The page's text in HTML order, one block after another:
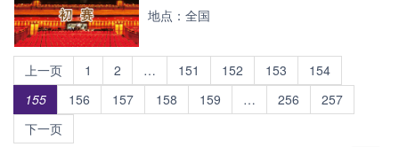
地点：全国
上一页 1 2 … 151 152 153
154
155
156 157 158 159 … 256
257
下一页